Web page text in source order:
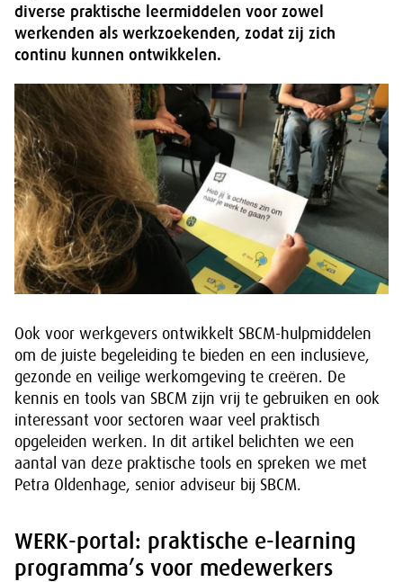
diverse praktische leermiddelen voor zowel
werkenden als werkzoekenden, zodat zij zich
continu kunnen ontwikkelen.
Ook voor werkgevers ontwikkelt SBCM-hulpmiddelen
om de juiste begeleiding te bieden en een inclusieve,
gezonde en veilige werkomgeving te creëren. De
kennis en tools van SBCM zijn vrij te gebruiken en ook
interessant voor sectoren waar veel praktisch
opgeleiden werken. In dit artikel belichten we een
aantal van deze praktische tools en spreken we met
Petra Oldenhage, senior adviseur bij SBCM.
WERK-portal: praktische e-learning
programma’s voor medewerkers